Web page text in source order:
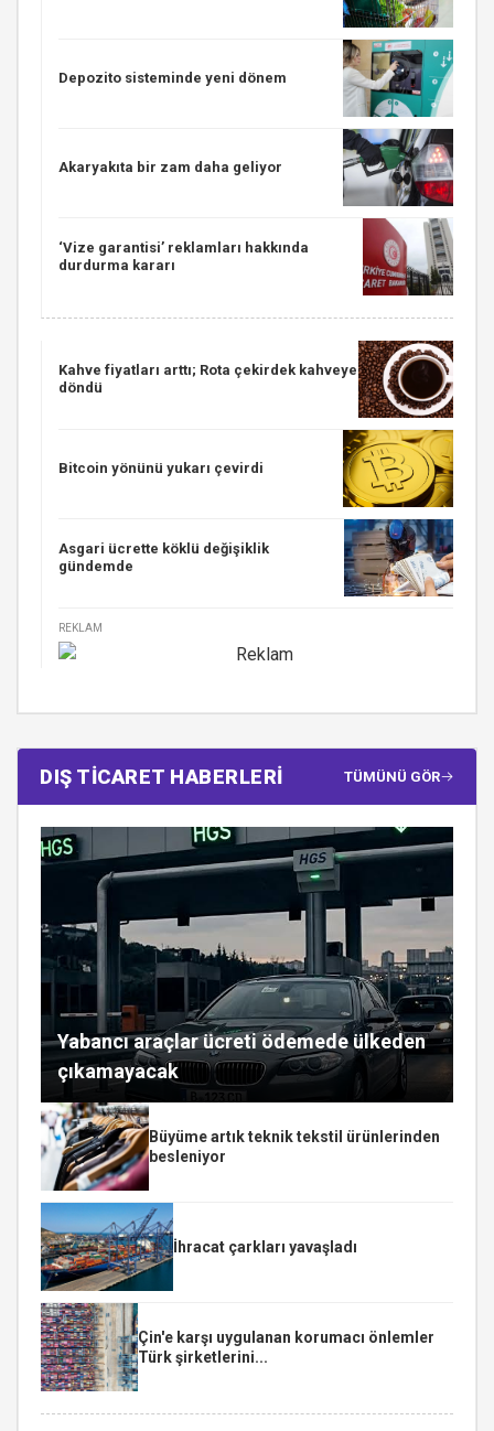
Depozito sisteminde yeni dönem
Akaryakıta bir zam daha geliyor
‘Vize garantisi’ reklamları hakkında
durdurma kararı
Kahve fiyatları arttı; Rota çekirdek kahveye
döndü
Bitcoin yönünü yukarı çevirdi
Asgari ücrette köklü değişiklik
gündemde
REKLAM
DIŞ TİCARET HABERLERİ TÜMÜNÜ GÖR
Yabancı araçlar ücreti ödemede ülkeden
çıkamayacak
Büyüme artık teknik tekstil ürünlerinden
besleniyor
İhracat çarkları yavaşladı
Çin'e karşı uygulanan korumacı önlemler
Türk şirketlerini...